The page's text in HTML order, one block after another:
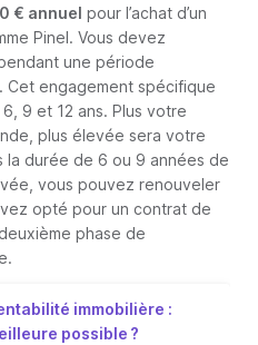
€ annuel pour l’achat d’un
Pinel. Vous devez
une période
Cet engagement spécifique
9 et 12 ans. Plus votre
plus élevée sera votre
la durée de 6 ou 9 années de
vous pouvez renouveler
opté pour un contrat de
phase de
immobilière :
possible ?